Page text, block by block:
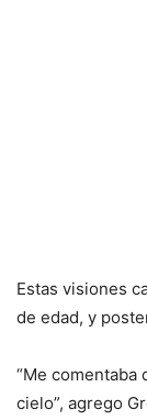
Estas visiones
de edad, y
“Me comentaba
cielo”, agrego